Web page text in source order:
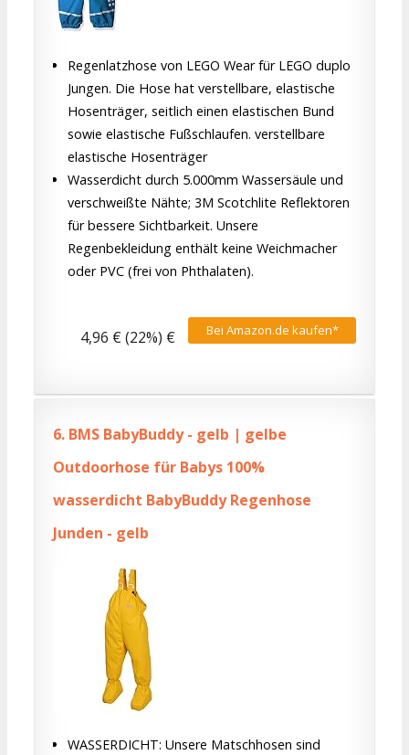
Regenlatzhose von LEGO Wear für LEGO duplo
Jungen. Die Hose hat verstellbare, elastische
Hosenträger, seitlich einen elastischen Bund
sowie elastische Fußschlaufen. verstellbare
elastische Hosenträger
Wasserdicht durch 5.000mm Wassersäule und
verschweißte Nähte; 3M Scotchlite Reflektoren
für bessere Sichtbarkeit. Unsere
Regenbekleidung enthält keine Weichmacher
oder PVC (frei von Phthalaten).
Bei Amazon.de kaufen*
4,96 € (22%) €
6. BMS BabyBuddy - gelb | gelbe
Outdoorhose für Babys 100%
wasserdicht BabyBuddy Regenhose
Junden - gelb
WASSERDICHT: Unsere Matschhosen sind